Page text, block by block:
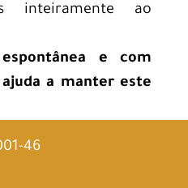
inteiramente ao
e com
a manter este
46